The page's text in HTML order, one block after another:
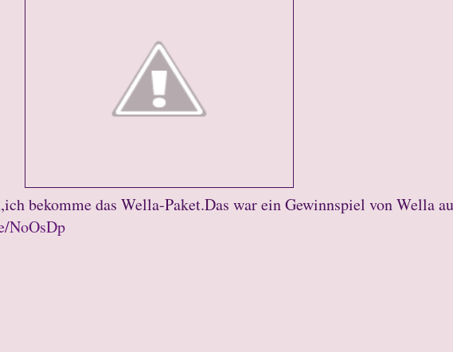
bekomme das Wella-Paket.Das war ein Gewinnspiel von Wella
NoOsDp